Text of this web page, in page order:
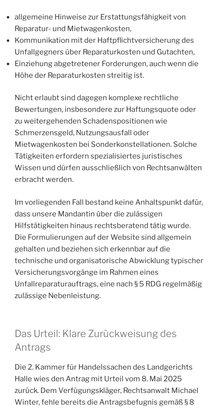
allgemeine Hinweise zur Erstattungsfähigkeit von
Reparatur- und Mietwagenkosten,
Kommunikation mit der Haftpflichtversicherung des
Unfallgegners über Reparaturkosten und Gutachten,
Einziehung abgetretener Forderungen, auch wenn die
Höhe der Reparaturkosten streitig ist.
Nicht erlaubt sind dagegen komplexe rechtliche
Bewertungen, insbesondere zur Haftungsquote oder
zu weitergehenden Schadenspositionen wie
Schmerzensgeld, Nutzungsausfall oder
Mietwagenkosten bei Sonderkonstellationen. Solche
Tätigkeiten erfordern spezialisiertes juristisches
Wissen und dürfen ausschließlich von Rechtsanwälten
erbracht werden.
Im vorliegenden Fall bestand keine Anhaltspunkt dafür,
dass unsere Mandantin über die zulässigen
Hilfstätigkeiten hinaus rechtsberatend tätig wurde.
Die Formulierungen auf der Website sind allgemein
gehalten und beziehen sich erkennbar auf die
technische und organisatorische Abwicklung typischer
Versicherungsvorgänge im Rahmen eines
Unfallreparaturauftrags, eine nach § 5 RDG regelmäßig
zulässige Nebenleistung.
Das Urteil: Klare Zurückweisung des
Antrags
Die 2. Kammer für Handelssachen des Landgerichts
Halle wies den Antrag mit Urteil vom 8. Mai 2025
zurück. Dem Verfügungskläger, Rechtsanwalt Michael
Winter, fehle bereits die Antragsbefugnis gemäß § 8